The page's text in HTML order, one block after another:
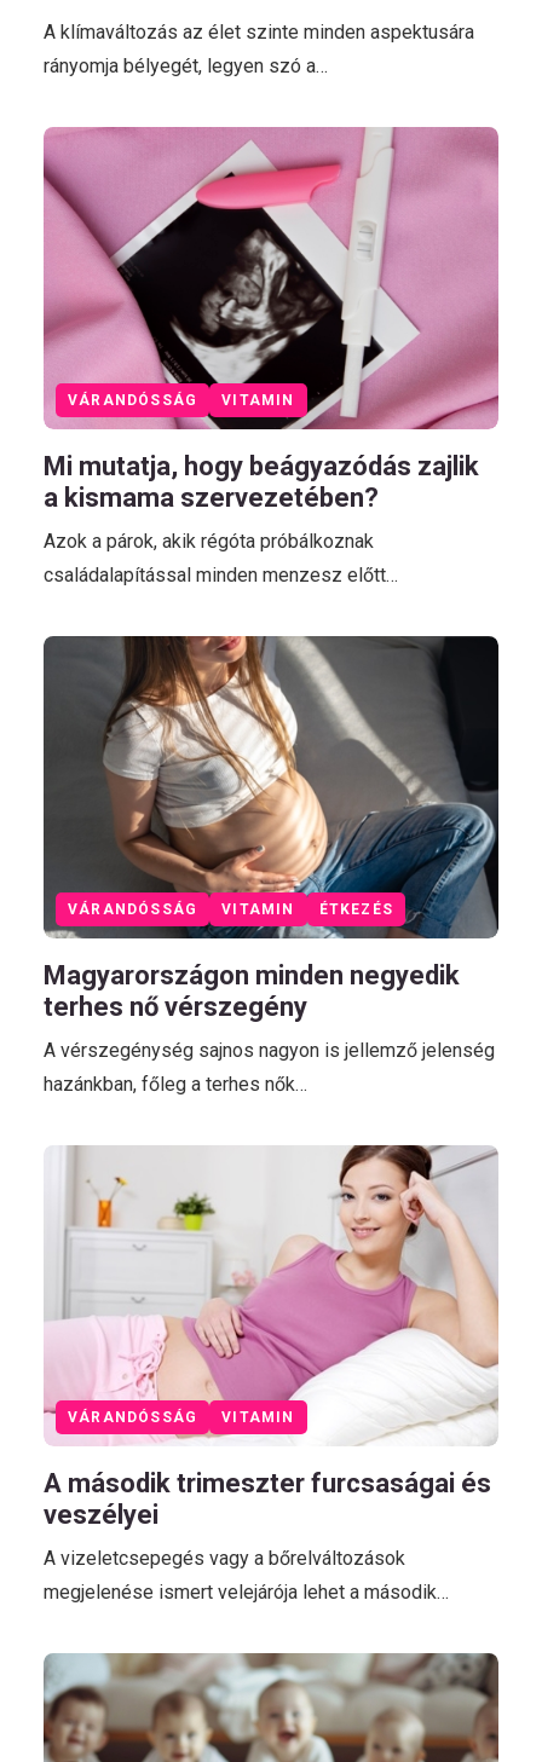
A klímaváltozás az élet szinte minden aspektusára
rányomja bélyegét, legyen szó a…
VÁRANDÓSSÁG VITAMIN
Mi mutatja, hogy beágyazódás zajlik
a kismama szervezetében?
Azok a párok, akik régóta próbálkoznak
családalapítással minden menzesz előtt…
VÁRANDÓSSÁG VITAMIN ÉTKEZÉS
Magyarországon minden negyedik
terhes nő vérszegény
A vérszegénység sajnos nagyon is jellemző jelenség
hazánkban, főleg a terhes nők…
VÁRANDÓSSÁG VITAMIN
A második trimeszter furcsaságai és
veszélyei
A vizeletcsepegés vagy a bőrelváltozások
megjelenése ismert velejárója lehet a második…